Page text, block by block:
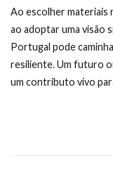
Ao escolher materiais
ao adoptar uma visão
Portugal pode
resiliente. Um futuro
um contributo vivo